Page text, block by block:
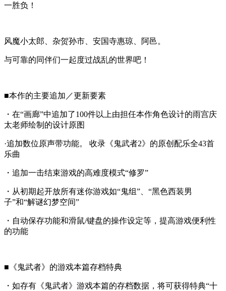
一胜负！
风魔小太郎、杂贺孙市、安国寺惠琼、阿邑。
与可靠的同伴们一起度过战乱的世界吧！
■本作的主要追加／更新要素
・在“画廊”中追加了100件以上由担任本作角色设计的雨宫庆
太老师绘制的设计原图
·追加数位原声带功能。 收录《鬼武者2》的原创配乐全43首
乐曲
・追加一击结束游戏的高难度模式“修罗”
・从初期起开放所有迷你游戏如“鬼组”、“黑色西装男
子”和“解谜幻梦空间”
・自动保存功能和滑鼠/键盘的操作设定等，提高游戏便利性
的功能
■《鬼武者》的游戏本篇存档特典
・如存有《鬼武者》游戏本篇的存档数据，将可获得特典“十